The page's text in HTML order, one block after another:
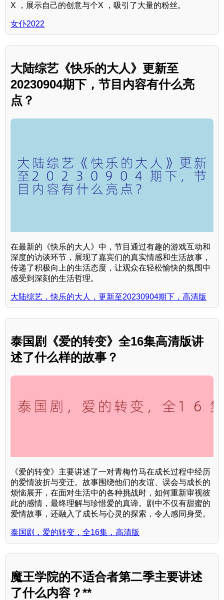
X ，展示自己的创意与个X ，吸引了大量的粉丝。
女仆2022
大陆综艺《快乐的大人》更新至
20230904期下，节目内容有什么亮
点？
在最新的《快乐的大人》中，节目通过有趣的游戏互动和
深度的访谈环节，展现了嘉宾们的真实情感和生活故事，
传递了积极向上的生活态度，让观众在轻松愉快的氛围中
感受到深刻的生活哲理。
大陆综艺，快乐的大人，更新至20230904期下，高清版
泰国剧《爱的转变》全16集高清版讲
述了什么样的故事？
《爱的转变》主要讲述了一对青梅竹马在成长过程中经历
的爱情波折与变迁。故事围绕他们的友谊、误会与成长的
烦恼展开，在面对生活中的各种挑战时，如何重新审视彼
此的感情，最终理解与珍惜爱的真谛。剧中不仅有甜蜜的
爱情故事，还融入了成长与心灵的探索，令人感同身受。
泰国剧，爱的转变，全16集，高清版
魔王学院的不适合者第二季主要讲述
了什么内容？**